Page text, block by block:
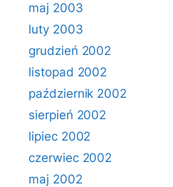
maj 2003
luty 2003
grudzień 2002
listopad 2002
październik 2002
sierpień 2002
lipiec 2002
czerwiec 2002
maj 2002